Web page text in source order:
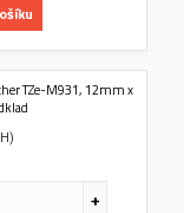
TZe-M931, 12mm x